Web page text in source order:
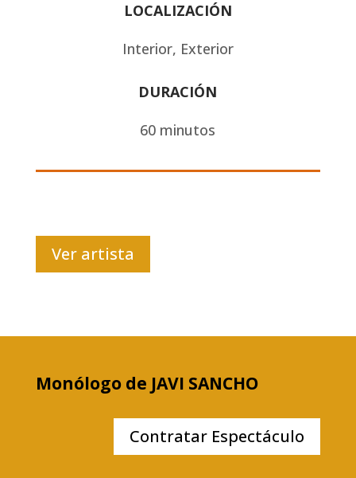
LOCALIZACIÓN
Interior, Exterior
DURACIÓN
60 minutos
Ver artista
Monólogo de JAVI SANCHO
Contratar Espectáculo